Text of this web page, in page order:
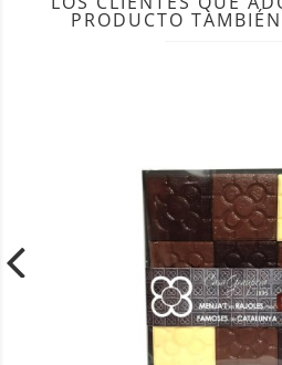
PRODUCTO